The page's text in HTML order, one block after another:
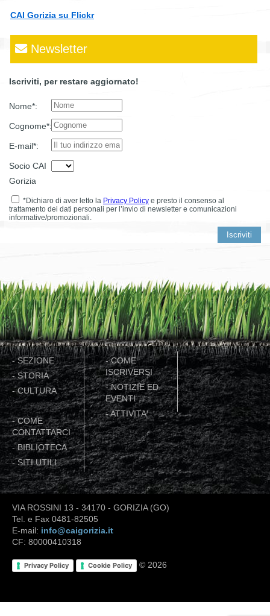
CAI Gorizia su Flickr
Newsletter
Iscriviti, per restare aggiornato!
Nome*:
Cognome*:
E-mail*:
Socio CAI
Gorizia
*Dichiaro di aver letto la Privacy Policy e presto il consenso al
trattamento dei dati personali per l’invio di newsletter e comunicazioni
informative/promozionali.
-SEZIONE
-STORIA
-CULTURA
-COME
ISCRIVERSI
-NOTIZIE ED
EVENTI
-ATTIVITA'
-COME
CONTATTARCI
-BIBLIOTECA
-SITI UTILI
VIA ROSSINI 13 - 34170 - GORIZIA (GO)
Tel. e Fax 0481-82505
E-mail: info@caigorizia.it
CF: 80000410318
Privacy Policy Cookie Policy © 2026